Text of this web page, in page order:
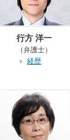
行方 洋一
（弁護士）
経歴